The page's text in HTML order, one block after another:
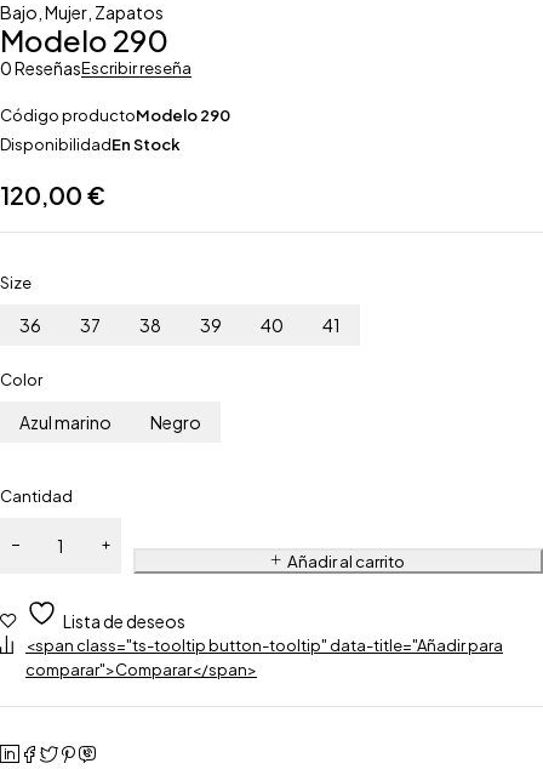
Bajo Mujer Zapatos
Modelo 290
0 ReseñasEscribir reseña
Código productoModelo 290
DisponibilidadEn Stock
120,00 €
Size
36 37 38 39 40 41
Color
Azul marino Negro
Cantidad
Añadir al carrito
Lista de deseos
<span class="ts-tooltip button-tooltip" data-title="Añadir para
comparar">Comparar</span>